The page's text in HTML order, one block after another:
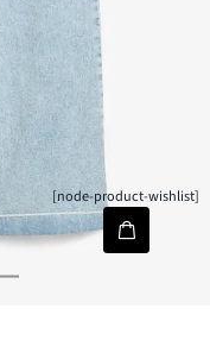
[node-product-wishlist]